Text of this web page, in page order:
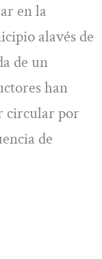
en la
alavés de
de un
han
circular por
de